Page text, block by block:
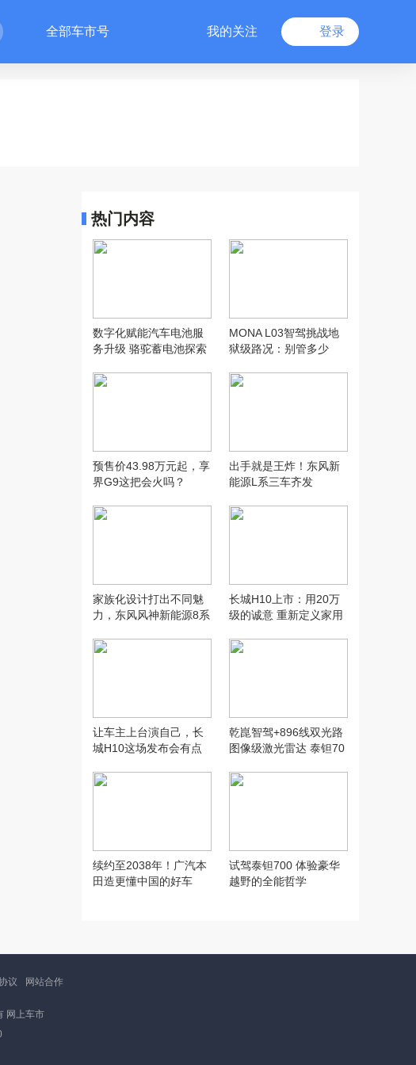
全部车市号 我的关注 登录
热门内容
数字化赋能汽车电池服
务升级 骆驼蓄电池探索
MONA L03智驾挑战地
狱级路况：别管多少
驾
预售价43.98万元起，享
界G9这把会火吗？
出手就是王炸！东风新
能源L系三车齐发
家族化设计打出不同魅
力，东风风神新能源8系
长城H10上市：用20万
级的诚意 重新定义家用
让车主上台演自己，长
城H10这场发布会有点
乾崑智驾+896线双光路
图像级激光雷达 泰钽70
续约至2038年！广汽本
田造更懂中国的好车
试驾泰钽700 体验豪华
越野的全能哲学
议 网站合作
网上车市